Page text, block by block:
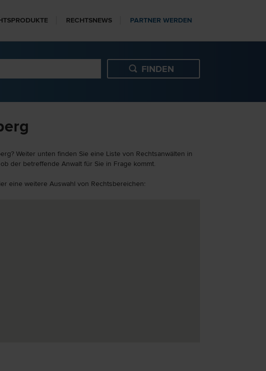
RECHTSNEWS PARTNER WERDEN
Weiter unten finden Sie eine Liste von Rechtsanwälten in
der betreffende Anwalt für Sie in Frage kommt.
eine weitere Auswahl von Rechtsbereichen: